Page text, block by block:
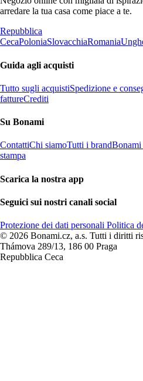
arredare la tua casa come piace a te.
Repubblica
CecaPoloniaSlovacchiaRomania
Guida agli acquisti
Tutto sugli acquistiSpedizione e
fattureCrediti
Su Bonami
ContattiChi siamoTutti i brandBonami
stampa
Scarica la nostra app
Seguici sui nostri canali social
Protezione dei dati personali Politica
© 2026 Bonami.cz, a.s. Tutti i diritti
Thámova 289/13, 186 00 Praga
Repubblica Ceca